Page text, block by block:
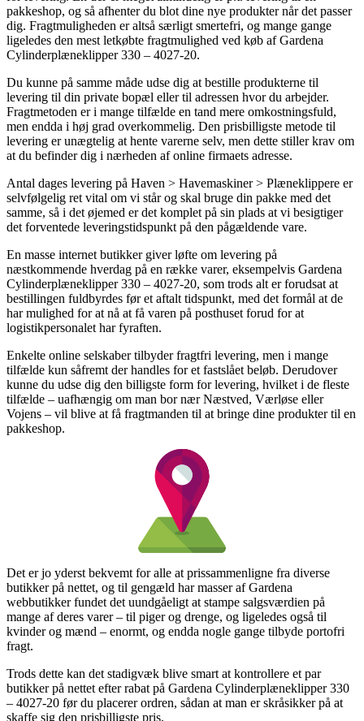
pakkeshop, og så afhenter du blot dine nye produkter når det passer
dig. Fragtmuligheden er altså særligt smertefri, og mange gange
ligeledes den mest letkøbte fragtmulighed ved køb af Gardena
Cylinderplæneklipper 330 – 4027-20.
Du kunne på samme måde udse dig at bestille produkterne til
levering til din private bopæl eller til adressen hvor du arbejder.
Fragtmetoden er i mange tilfælde en tand mere omkostningsfuld,
men endda i høj grad overkommelig. Den prisbilligste metode til
levering er unægtelig at hente varerne selv, men dette stiller krav om
at du befinder dig i nærheden af online firmaets adresse.
Antal dages levering på Haven > Havemaskiner > Plæneklippere er
selvfølgelig ret vital om vi står og skal bruge din pakke med det
samme, så i det øjemed er det komplet på sin plads at vi besigtiger
det forventede leveringstidspunkt på den pågældende vare.
En masse internet butikker giver løfte om levering på
næstkommende hverdag på en række varer, eksempelvis Gardena
Cylinderplæneklipper 330 – 4027-20, som trods alt er forudsat at
bestillingen fuldbyrdes før et aftalt tidspunkt, med det formål at de
har mulighed for at nå at få varen på posthuset forud for at
logistikpersonalet har fyraften.
Enkelte online selskaber tilbyder fragtfri levering, men i mange
tilfælde kun såfremt der handles for et fastslået beløb. Derudover
kunne du udse dig den billigste form for levering, hvilket i de fleste
tilfælde – uafhængig om man bor nær Næstved, Værløse eller
Vojens – vil blive at få fragtmanden til at bringe dine produkter til en
pakkeshop.
Det er jo yderst bekvemt for alle at prissammenligne fra diverse
butikker på nettet, og til gengæld har masser af Gardena
webbutikker fundet det uundgåeligt at stampe salgsværdien på
mange af deres varer – til piger og drenge, og ligeledes også til
kvinder og mænd – enormt, og endda nogle gange tilbyde portofri
fragt.
Trods dette kan det stadigvæk blive smart at kontrollere et par
butikker på nettet efter rabat på Gardena Cylinderplæneklipper 330
– 4027-20 før du placerer ordren, sådan at man er skråsikker på at
skaffe sig den prisbilligste pris.